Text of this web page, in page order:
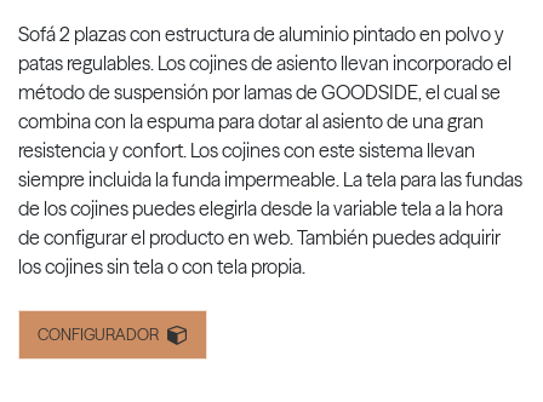
Sofá 2 plazas con estructura de aluminio pintado en polvo y
patas regulables. Los cojines de asiento llevan incorporado el
método de suspensión por lamas de GOODSIDE, el cual se
combina con la espuma para dotar al asiento de una gran
resistencia y confort. Los cojines con este sistema llevan
siempre incluida la funda impermeable. La tela para las fundas
de los cojines puedes elegirla desde la variable tela a la hora
de configurar el producto en web. También puedes adquirir
los cojines sin tela o con tela propia.
CONFIGURADOR